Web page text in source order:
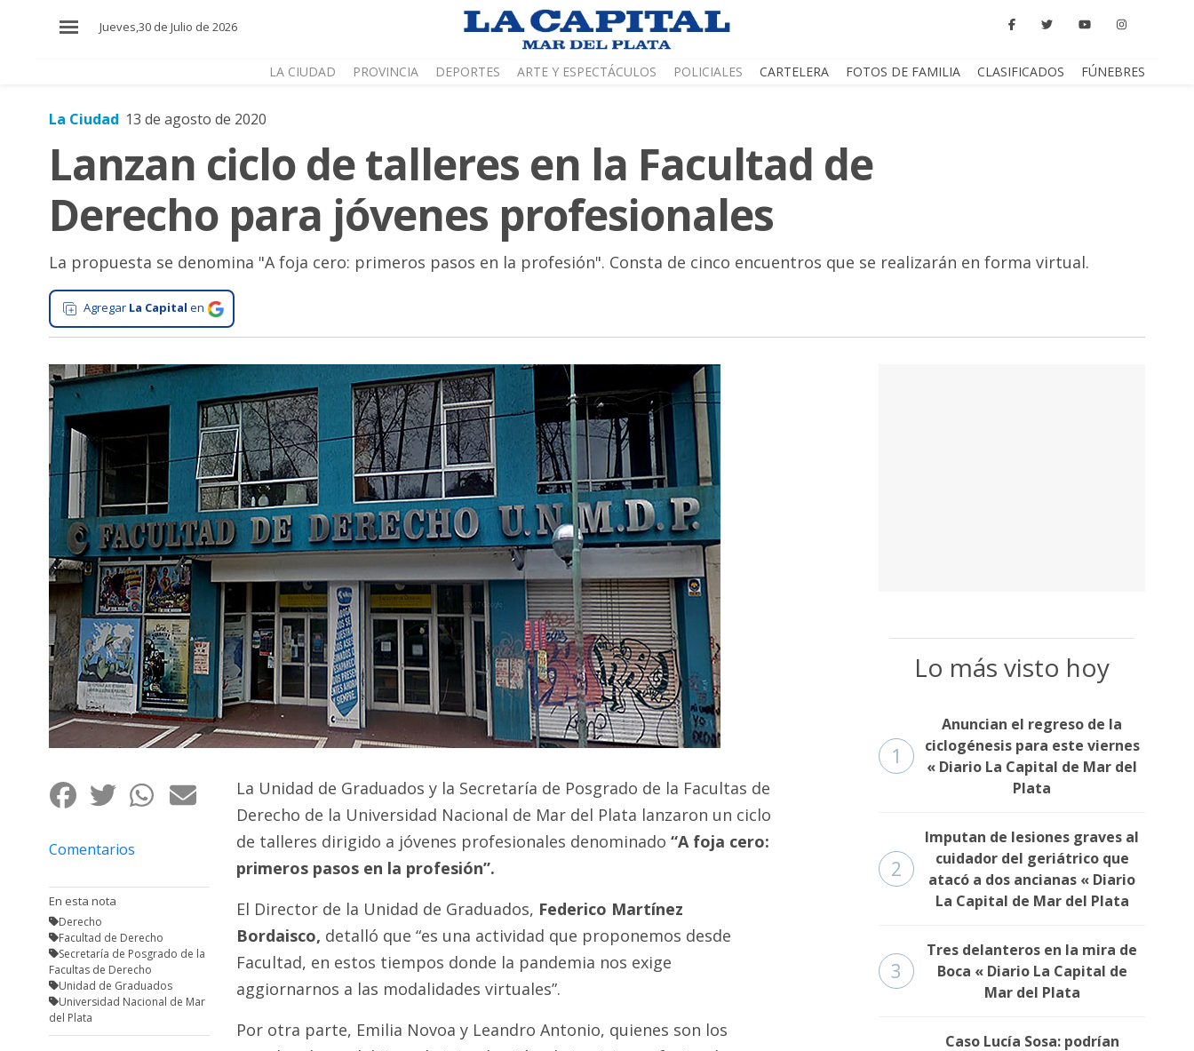
Jueves,30 de Julio de 2026
LA CIUDAD PROVINCIA DEPORTES ARTE Y ESPECTÁCULOS POLICIALES CARTELERA FOTOS DE FAMILIA CLASIFICADOS FÚNEBRES
Mundo
Zona
Cultura
Tecnología
Salud
Interés
General
Ciudad
Deportes
Arte
Espectáculos
Policiales
Cartelera
Fotos
Familia
Fúnebres
La Ciudad 13 de agosto de 2020
Lanzan ciclo de talleres en la Facultad de
Derecho para jóvenes profesionales
La propuesta se denomina "A foja cero: primeros pasos en la profesión". Consta de cinco encuentros que se realizarán en forma virtual.
Agregar La Capital en
Comentarios
En esta nota
Derecho
Facultad de Derecho
Secretaría de Posgrado de la
Facultas de Derecho
Unidad de Graduados
Universidad Nacional de Mar
del Plata
La Unidad de Graduados y la Secretaría de Posgrado de la Facultas de
Derecho de la Universidad Nacional de Mar del Plata lanzaron un ciclo
de talleres dirigido a jóvenes profesionales denominado “A foja cero:
primeros pasos en la profesión”.
El Director de la Unidad de Graduados, Federico Martínez
Bordaisco, detalló que “es una actividad que proponemos desde
Facultad, en estos tiempos donde la pandemia nos exige
aggiornarnos a las modalidades virtuales”.
Por otra parte, Emilia Novoa y Leandro Antonio, quienes son los
Lo más visto hoy
1
Anuncian el regreso de la
ciclogénesis para este viernes
« Diario La Capital de Mar del
Plata
2
Imputan de lesiones graves al
cuidador del geriátrico que
atacó a dos ancianas « Diario
La Capital de Mar del Plata
3
Tres delanteros en la mira de
Boca « Diario La Capital de
Mar del Plata
Caso Lucía Sosa: podrían